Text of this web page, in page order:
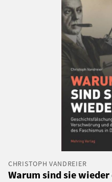
CHRISTOPH VANDREIER
Warum sind sie wieder